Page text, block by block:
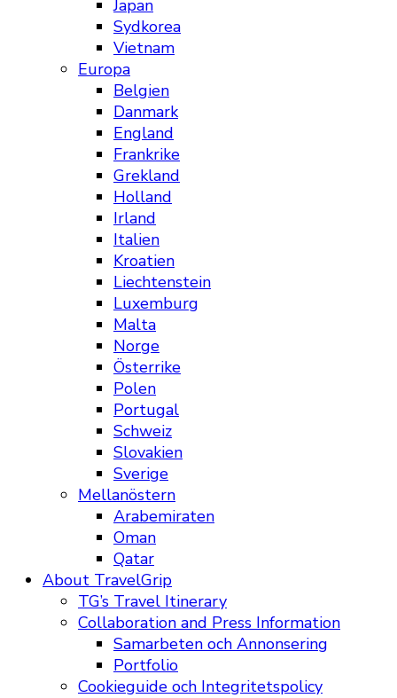
Japan
Sydkorea
Vietnam
Europa
Belgien
Danmark
England
Frankrike
Grekland
Holland
Irland
Italien
Kroatien
Liechtenstein
Luxemburg
Malta
Norge
Österrike
Polen
Portugal
Schweiz
Slovakien
Sverige
Mellanöstern
Arabemiraten
Oman
Qatar
About TravelGrip
TG’s Travel Itinerary
Collaboration and Press Information
Samarbeten och Annonsering
Portfolio
Cookieguide och Integritetspolicy